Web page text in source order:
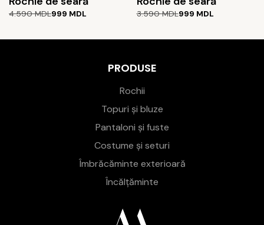
4.590MDL
Prețul
999 MDL
Prețul
3.590MDL
Prețul
999 MDL
Prețul
PRODUSE
Rochii
Topuri și bluze
Pantaloni și fuste
Costume și seturi
Îmbrăcăminte exterioară
Încălțăminte